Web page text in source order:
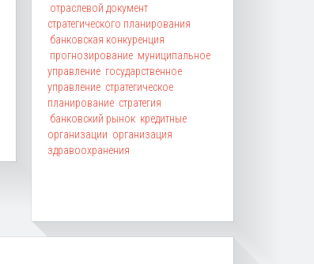
отраслевой документ
стратегического планирования
банковская конкуренция
прогнозирование муниципальное
управление государственное
управление стратегическое
планирование стратегия
банковский рынок кредитные
организации организация
здравоохранения